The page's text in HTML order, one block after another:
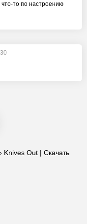
то по настроению
Knives Out | Скачать